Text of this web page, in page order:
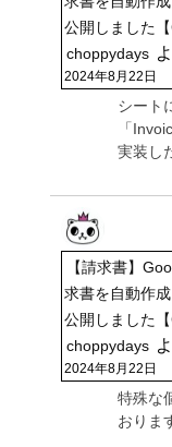
公開しました
choppydays
2024年8月22日
シート
「
実装し
【請求書】
求書を自動作
公開しました
choppydays
2024年8月22日
特殊な
おりま